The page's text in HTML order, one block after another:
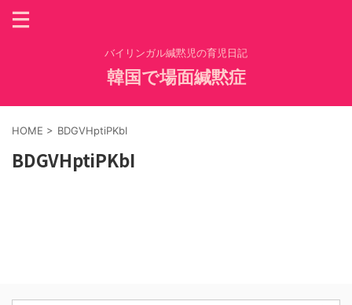
バイリンガル緘黙児の育児日記
韓国で場面緘黙症
HOME > BDGVHptiPKbI
BDGVHptiPKbI